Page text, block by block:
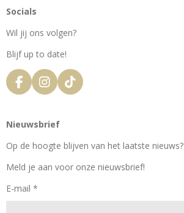
Socials
Wil jij ons volgen?
Blijf up to date!
F
a
e
o
k
I
n
t
g
a
T
i
k
Nieuwsbrief
Op de hoogte blijven van het laatste nieuws?
Meld je aan voor onze nieuwsbrief!
E-mail *